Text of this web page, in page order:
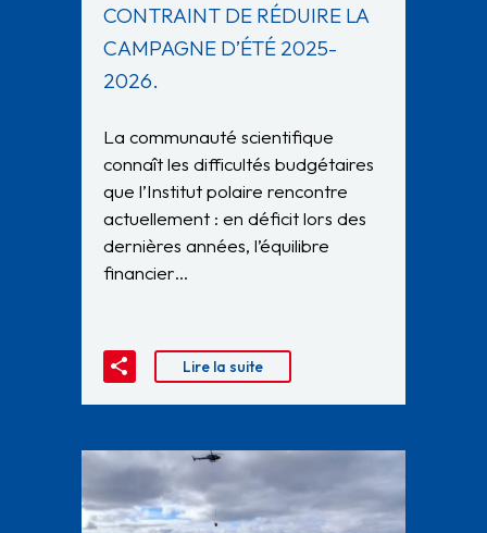
CONTRAINT DE RÉDUIRE LA
CAMPAGNE D’ÉTÉ 2025-
2026.
La communauté scientifique
connaît les difficultés budgétaires
que l’Institut polaire rencontre
actuellement : en déficit lors des
dernières années, l’équilibre
financier…
Lire la suite